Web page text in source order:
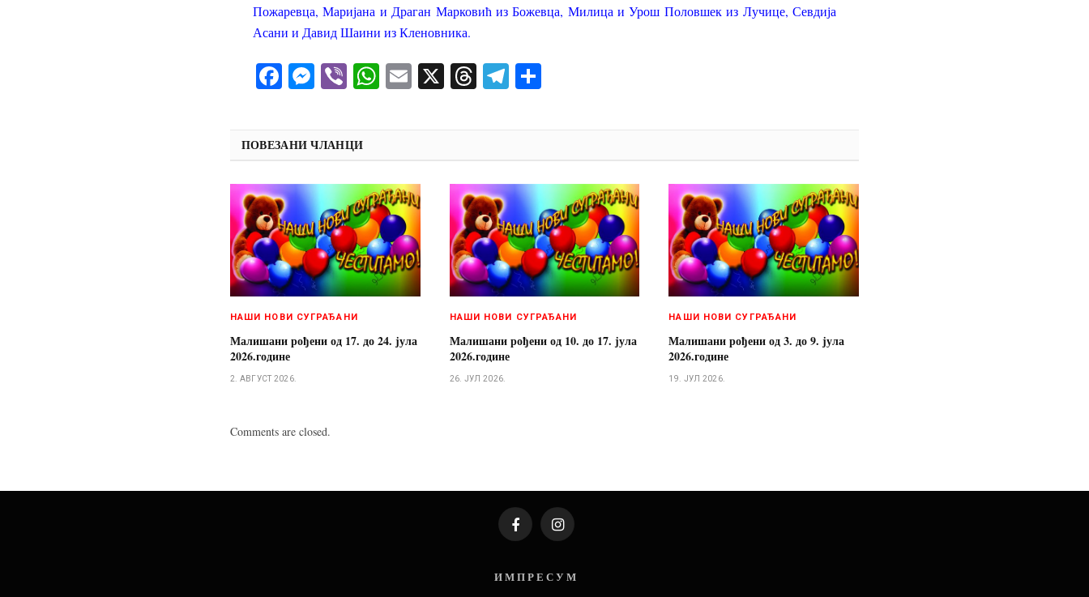
Пожаревца, Маријана и Драган Марковић из Божевца, Милица и Урош Половшек из Лучице, Севдија
Асани и Давид Шаини из Кленовника.
Facebook
Messenger
ViberWhatsApp
Email
X ThreadsTelegram
ПОВЕЗАНИ ЧЛАНЦИ
НАШИ НОВИ СУГРАЂАНИ
Малишани рођени од 17. до 24. јула
2026.године
2. АВГУСТ 2026.
НАШИ НОВИ СУГРАЂАНИ
Малишани рођени од 10. до 17. јула
2026.године
26. ЈУЛ 2026.
НАШИ НОВИ СУГРАЂАНИ
Малишани рођени од 3. до 9. јула
2026.године
19. ЈУЛ 2026.
Comments are closed.
FacebookInstagram
И М П Р Е С У М